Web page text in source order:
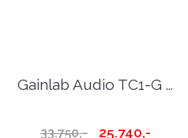
Gainlab Audio TC1-G ...
33.750,- 25.740,-